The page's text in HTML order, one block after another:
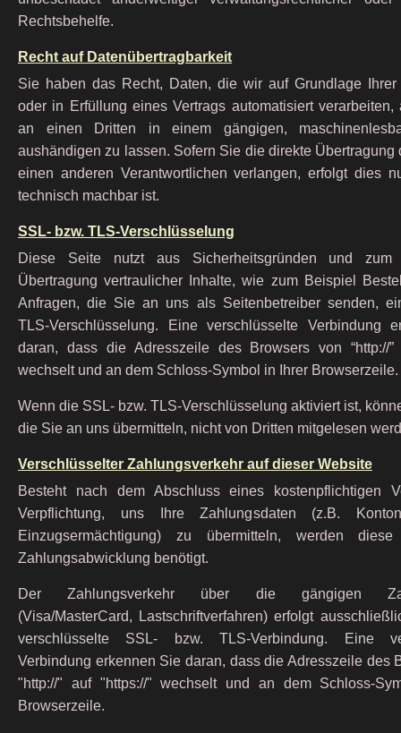
Rechtsbehelfe.
Recht auf Datenübertragbarkeit
Sie haben das Recht, Daten, die wir auf Grundlage
oder in Erfüllung eines Vertrags automatisiert verarbeiten,
an einen Dritten in einem gängigen,
aushändigen zu lassen. Sofern Sie die direkte Übertragung
einen anderen Verantwortlichen verlangen, erfolgt dies
technisch machbar ist.
SSL- bzw. TLS-Verschlüsselung
Diese Seite nutzt aus Sicherheitsgründen und zum
Übertragung vertraulicher Inhalte, wie zum Beispiel
Anfragen, die Sie an uns als Seitenbetreiber senden,
TLS-Verschlüsselung. Eine verschlüsselte Verbindung
daran, dass die Adresszeile des Browsers von “http://”
wechselt und an dem Schloss-Symbol in Ihrer Browserzeile.
Wenn die SSL- bzw. TLS-Verschlüsselung aktiviert ist,
die Sie an uns übermitteln, nicht von Dritten mitgelesen
Verschlüsselter Zahlungsverkehr auf dieser Website
Besteht nach dem Abschluss eines kostenpflichtigen
Verpflichtung, uns Ihre Zahlungsdaten (z.B.
Einzugsermächtigung) zu übermitteln, werden
Zahlungsabwicklung benötigt.
Der Zahlungsverkehr über die gängigen
(Visa/MasterCard, Lastschriftverfahren) erfolgt
verschlüsselte SSL- bzw. TLS-Verbindung. Eine
Verbindung erkennen Sie daran, dass die Adresszeile des
"http://" auf "https://" wechselt und an dem Schloss-
Browserzeile.